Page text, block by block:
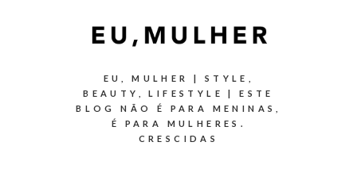
EU, MULHER | STYLE,
BEAUTY, LIFESTYLE | ESTE
BLOG NÃO É PARA MENINAS,
É PARA MULHERES.
CRESCIDAS